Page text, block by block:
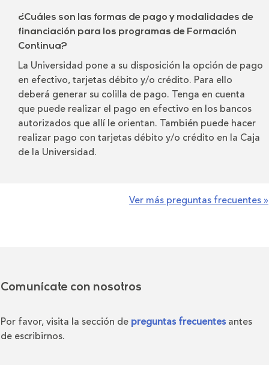
¿Cuáles son las formas de pago y modalidades de
financiación para los programas de Formación
Continua?
La Universidad pone a su disposición la opción de pago
en efectivo, tarjetas débito y/o crédito. Para ello
deberá generar su colilla de pago. Tenga en cuenta
que puede realizar el pago en efectivo en los bancos
autorizados que allí le orientan. También puede hacer
realizar pago con tarjetas débito y/o crédito en la Caja
de la Universidad.
Ver más preguntas frecuentes »
Comunícate con nosotros
Por favor, visita la sección de preguntas frecuentes antes
de escribirnos.